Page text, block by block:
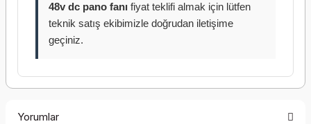
48v dc pano fanı fiyat teklifi almak için lütfen
teknik satış ekibimizle doğrudan iletişime
geçiniz.
Yorumlar